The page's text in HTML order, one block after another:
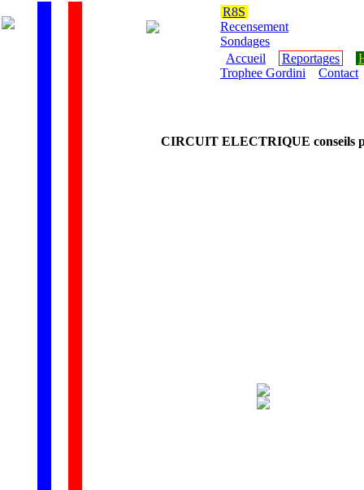
R8S
Recensement
Sondages
Accueil
Reportages
Trophee Gordini
Contact
CIRCUIT ELECTRIQUE conseils